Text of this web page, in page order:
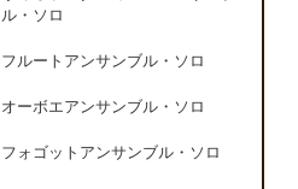
ル・ソロ
フルートアンサンブル・ソロ
オーボエアンサンブル・ソロ
フォゴットアンサンブル・ソロ